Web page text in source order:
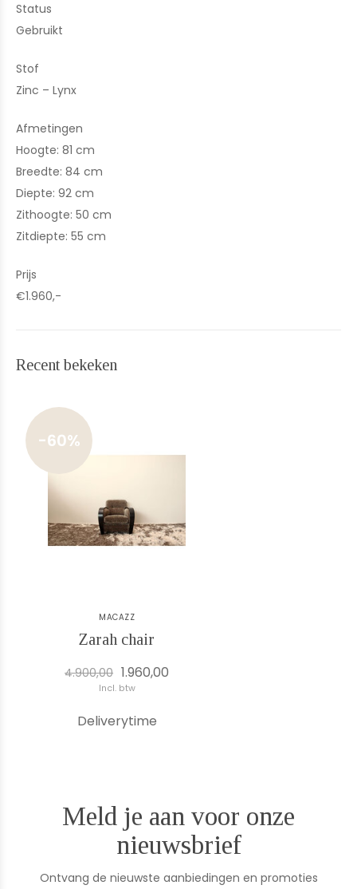
Status
Gebruikt
Stof
Zinc – Lynx
Afmetingen
Hoogte: 81 cm
Breedte: 84 cm
Diepte: 92 cm
Zithoogte: 50 cm
Zitdiepte: 55 cm
Prijs
€1.960,-
Recent bekeken
-60%
MACAZZ
Zarah chair
4.900,00 1.960,00
Incl. btw
Deliverytime
Meld je aan voor onze
nieuwsbrief
Ontvang de nieuwste aanbiedingen en promoties